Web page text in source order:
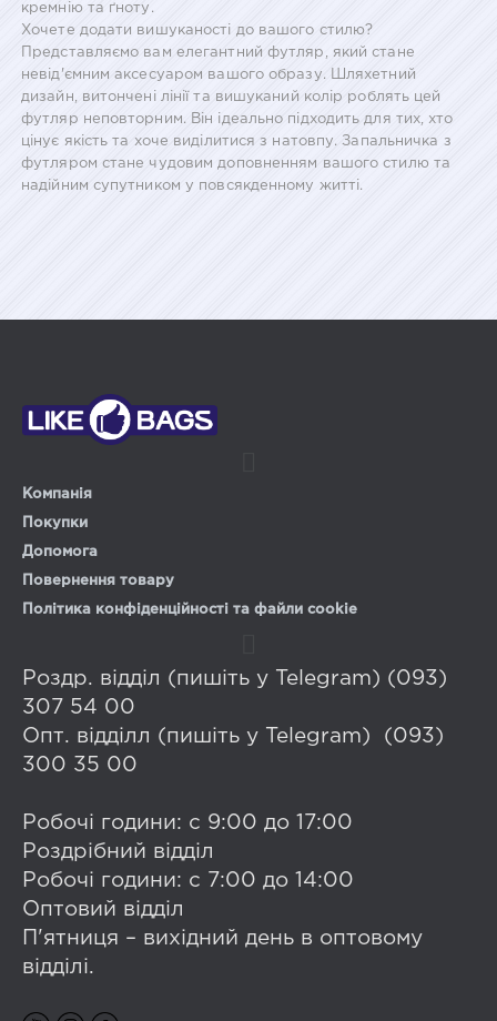
кремнію та ґноту.
Хочете додати вишуканості до вашого стилю?
Представляємо вам елегантний футляр, який стане
невід'ємним аксесуаром вашого образу. Шляхетний
дизайн, витончені лінії та вишуканий колір роблять цей
футляр неповторним. Він ідеально підходить для тих, хто
цінує якість та хоче виділитися з натовпу. Запальничка з
футляром стане чудовим доповненням вашого стилю та
надійним супутником у повсякденному житті.
Компанія
Покупки
Допомога
Повернення товару
Політика конфіденційності та файли cookie
Роздр. відділ (пишіть у Telegram) (093)
307 54 00
Опт. відділл (пишіть у Telegram) (093)
300 35 00
Робочі години: с 9:00 до 17:00
Роздрібний відділ
Робочі години: с 7:00 до 14:00
Оптовий відділ
П'ятниця – вихідний день в оптовому
відділі.